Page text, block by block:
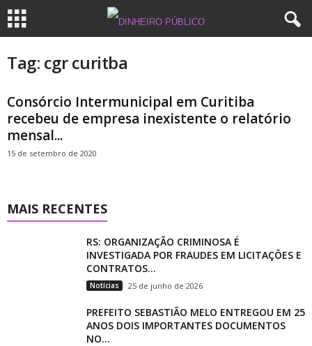
Tag: cgr curitba
Consórcio Intermunicipal em Curitiba
recebeu de empresa inexistente o relatório
mensal...
15 de setembro de 2020
MAIS RECENTES
RS: ORGANIZAÇÃO CRIMINOSA É
INVESTIGADA POR FRAUDES EM LICITAÇÕES E
CONTRATOS...
Notícias 25 de junho de 2026
PREFEITO SEBASTIÃO MELO ENTREGOU EM 25
ANOS DOIS IMPORTANTES DOCUMENTOS
NO...